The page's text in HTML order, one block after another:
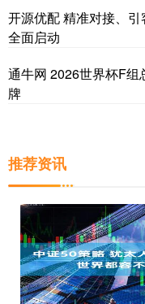
开源优配 精准对接、
全面启动
通牛网 2026世界杯F
牌
推荐资讯